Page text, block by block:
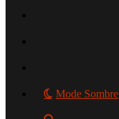
Mode Sombre